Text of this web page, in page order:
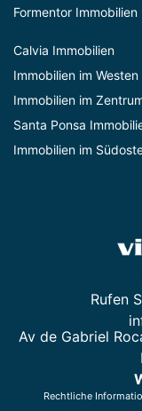
Formentor Immobilien
Calvia Immobilien
Immobilien im
Immobilien im
Santa Ponsa
Immobilien im
Rufen
Av de Gabriel
Rechtliche